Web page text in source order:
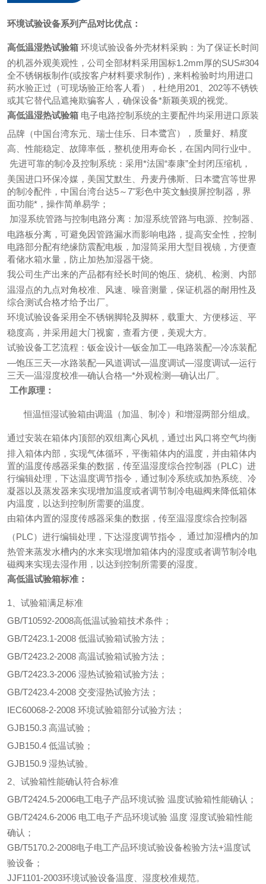
环境试验设备系列产品对比优点：
高低温湿热试验箱 环境试验设备外壳材料采购：为了保证长时间
的机器外观美观性，公司全部材料采用国标1.2mm厚的SUS#304
全不锈钢板制作(或按客户材料要求制作)，来料检验时均用进口
药水验正过（可现场验正给客人看），杜绝用201、202等不锈铁
或其它替代品遮掩欺骗客人，确保设备*新颖美观的视觉。
高低温湿热试验箱 电子电路控制系统的主要配件均采用进口原装
品牌（中国台湾东元、瑞士佳乐 、日本鹭宫），质量好、精度
高、性能稳定、故障率低，整机使用寿命长，在国内同行业中。
先进可靠的制冷及控制系统：采用*法国“泰康”全封闭压缩机，
美国进口环保冷媒，美国艾默生、丹麦丹佛斯、日本鹭宫等世界
的制冷配件，中国台湾台达5～7"彩色中英文触摸屏控制器，界
面功能*，操作简单易学；
加湿系统管路与控制电路分离：加湿系统管路与电源、控制器、
电路板分离，可避免因管路漏水而影响电路，提高安全性，控制
电路部分配有绝缘防震配电板，加湿筒采用大型目视镜，方便查
看储水箱水量，防止加热加湿器干烧。
我公司生产出来的产品都有经长时间的饱压、烧机、检测、内部
温湿点的九点对角校准、风速、噪音测量，保证机器的耐用性及
综合测试合格才给予出厂。
环境试验设备采用全不锈钢脚轮及脚杯，载重大、方便移运、平
稳度高，并采用超大门视窗，查看方便，美观大方。
试验设备工艺流程：钣金设计―钣金加工―电路装配―冷冻装配
―饱压三天―水路装配―风道调试―温度调试―湿度调试―运行
三天―温湿度校准―确认合格―*外观检测―确认出厂。
工作原理：
恒温恒湿试验箱由调温（加温、制冷）和增湿两部分组成。
通过安装在箱体内顶部的双组离心风机，通过出风口将空气均衡
排入箱体内部，实现气体循环，平衡箱体内的温度，并由箱体内
置的温度传感器采集的数据，传至温湿度综合控制器（PLC）进
行编辑处理，下达温度调节指令，通过制冷系统或加热系统、冷
凝器以及蒸发器来实现增加温度或者调节制冷电磁阀来降低箱体
内温度，以达到控制所需要的温度。
由箱体内置的湿度传感器采集的数据，传至温湿度综合控制器
（PLC）进行编辑处理，下达湿度调节指令， 通过加湿槽内的加
热管来蒸发水槽内的水来实现增加箱体内的湿度或者调节制冷电
磁阀来实现去湿作用，以达到控制所需要的湿度。
高低温试验箱标准：
1、试验箱满足标准
GB/T10592-2008高低温试验箱技术条件；
GB/T2423.1-2008 低温试验箱试验方法；
GB/T2423.2-2008 高温试验箱试验方法；
GB/T2423.3-2006 湿热试验箱试验方法；
GB/T2423.4-2008 交变湿热试验方法；
IEC60068-2-2008 环境试验箱部分试验方法；
GJB150.3 高温试验；
GJB150.4 低温试验；
GJB150.9 湿热试验。
2、试验箱性能确认符合标准
GB/T2424.5-2006电工电子产品环境试验 温度试验箱性能确认；
GB/T2424.6-2006 电工电子产品环境试验 温度 湿度试验箱性能
确认；
GB/T5170.2-2008电子电工产品环境试验设备检验方法+温度试
验设备；
JJF1101-2003环境试验设备温度、湿度校准规范。